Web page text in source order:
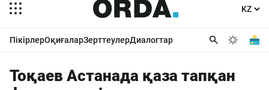
ПікірлерОқиғаларЗерттеулерДиалогтар
Тоқаев Астанада қаза тапқан